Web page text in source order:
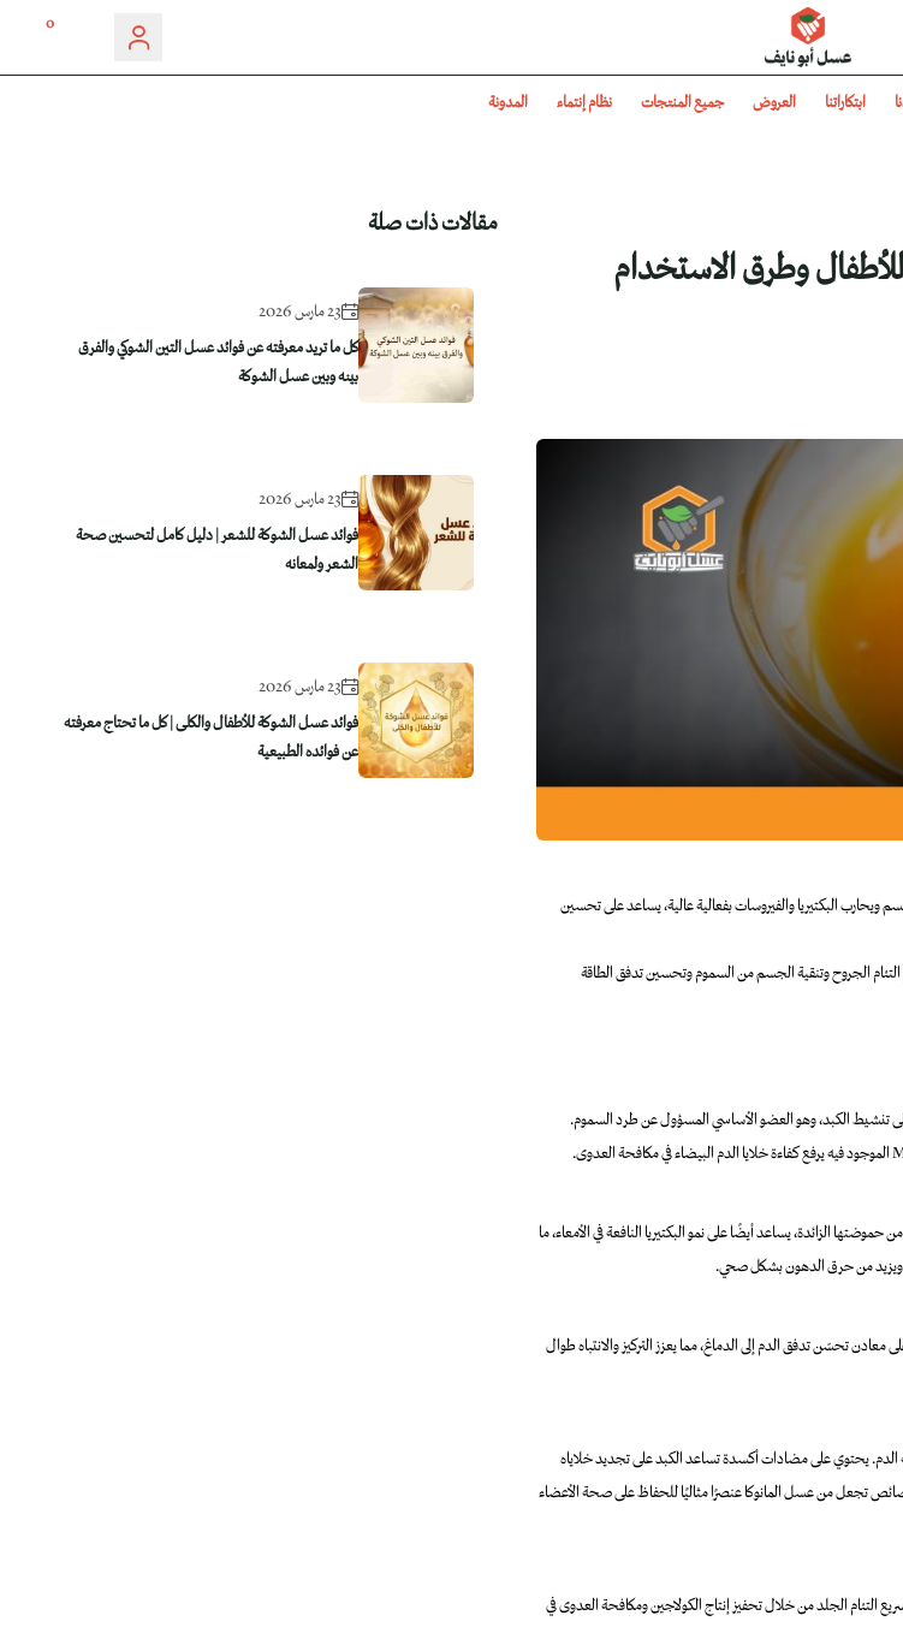
عسل أبو نايف
0
ابتكاراتنا العروض جميع المنتجات نظام إنتماء المدونة
وطرق الاستخدام
ويحارب البكتيريا والفيروسات بفعالية عالية، يساعد على تحسين
الجروح وتنقية الجسم من السموم وتحسين تدفق الطاقة
تنشيط الكبد، وهو العضو الأساسي المسؤول عن طرد السموم.
الزائدة، يساعد أيضًا على نمو البكتيريا النافعة في الأمعاء، ما
ويزيد من حرق الدهون بشكل صحي.
تحسّن تدفق الدم إلى الدماغ، مما يعزز التركيز والانتباه طوال
يحتوي على مضادات أكسدة تساعد الكبد على تجديد خلاياه
تجعل من عسل المانوكا عنصرًا مثاليًا للحفاظ على صحة الأعضاء
التئام الجلد من خلال تحفيز إنتاج الكولاجين ومكافحة العدوى في
مقالات ذات صلة
23 مارس 2026
كل ما تريد معرفته عن فوائد عسل التين الشوكي والفرق
بينه وبين عسل الشوكة
23 مارس 2026
فوائد عسل الشوكة للشعر | دليل كامل لتحسين صحة
الشعر ولمعانه
23 مارس 2026
فوائد عسل الشوكة للأطفال والكلى | كل ما تحتاج معرفته
عن فوائده الطبيعية